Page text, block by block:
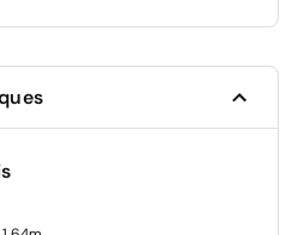
AV, rideaux AV et AR)
manuellement